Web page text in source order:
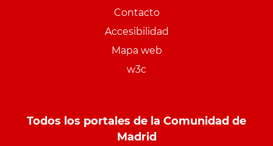
Contacto
Accesibilidad
Mapa web
w3c
Todos los portales de la Comunidad de
Madrid